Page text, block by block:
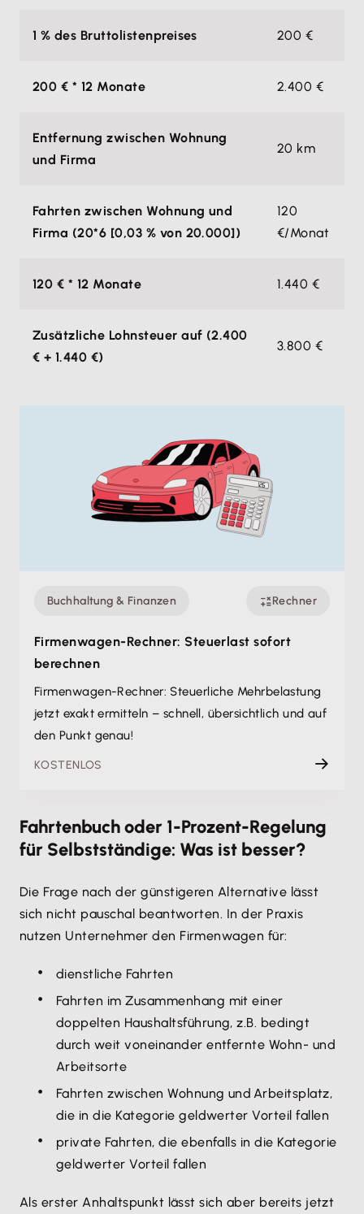
1 % des Bruttolistenpreises 200 €
200 € * 12 Monate 2.400 €
Entfernung zwischen Wohnung
und Firma
20 km
Fahrten zwischen Wohnung und
Firma (20*6 [0,03 % von 20.000])
120
€/Monat
120 € * 12 Monate 1.440 €
Zusätzliche Lohnsteuer auf (2.400
€ + 1.440 €)
3.800 €
Buchhaltung & Finanzen Rechner
Firmenwagen-Rechner: Steuerlast sofort
berechnen
Firmenwagen-Rechner: Steuerliche Mehrbelastung
jetzt exakt ermitteln – schnell, übersichtlich und auf
den Punkt genau!
KOSTENLOS
Fahrtenbuch oder 1-Prozent-Regelung
für Selbstständige: Was ist besser?
Die Frage nach der günstigeren Alternative lässt
sich nicht pauschal beantworten. In der Praxis
nutzen Unternehmer den Firmenwagen für:
dienstliche Fahrten
Fahrten im Zusammenhang mit einer
doppelten Haushaltsführung, z.B. bedingt
durch weit voneinander entfernte Wohn- und
Arbeitsorte
Fahrten zwischen Wohnung und Arbeitsplatz,
die in die Kategorie geldwerter Vorteil fallen
private Fahrten, die ebenfalls in die Kategorie
geldwerter Vorteil fallen
Als erster Anhaltspunkt lässt sich aber bereits jetzt